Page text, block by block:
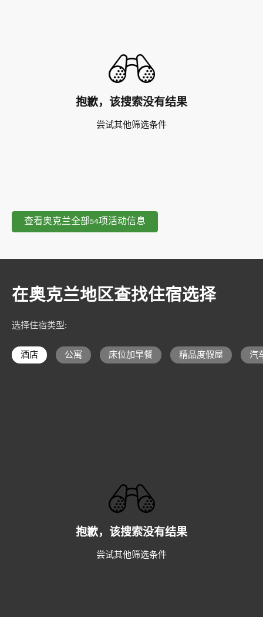
抱歉，该搜索没有结果
尝试其他筛选条件
查看奥克兰全部54项活动信息
在奥克兰地区查找住宿选择
选择住宿类型:
酒店 公寓 床位加早餐 精品度假屋 汽
抱歉，该搜索没有结果
尝试其他筛选条件